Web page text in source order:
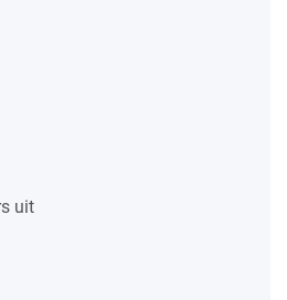
uit